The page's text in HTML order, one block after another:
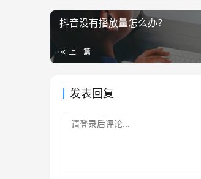
抖音没有播放量怎么办？
上一篇
发表回复
请登录后评论...